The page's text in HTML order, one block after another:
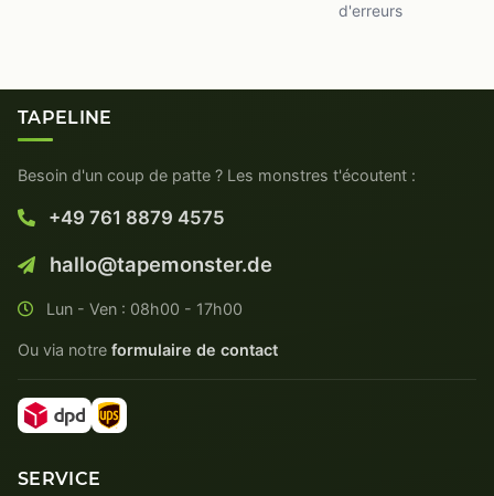
d'erreurs
TAPELINE
Besoin d'un coup de patte ? Les monstres t'écoutent :
+49 761 8879 4575
hallo@tapemonster.de
Lun - Ven : 08h00 - 17h00
Ou via notre formulaire de contact
SERVICE